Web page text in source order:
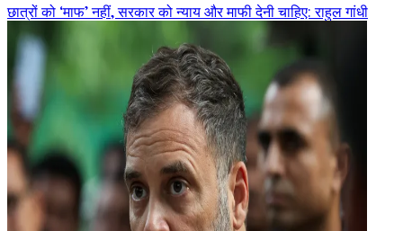
छात्रों को ‘माफ’ नहीं, सरकार को न्याय और माफी देनी चाहिए: राहुल गांधी